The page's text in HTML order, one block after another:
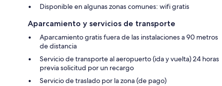
Disponible en algunas zonas comunes: wifi gratis
Aparcamiento y servicios de transporte
Aparcamiento gratis fuera de las instalaciones a 90 metros
de distancia
Servicio de transporte al aeropuerto (ida y vuelta) 24 horas
previa solicitud por un recargo
Servicio de traslado por la zona (de pago)